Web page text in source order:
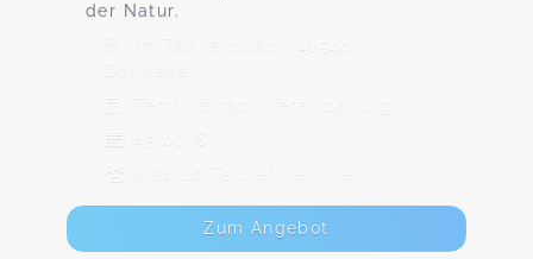
der Natur.
Im Tannenbusch, 41540
Dormagen
Termine nach Vereinbarung
45,00 €
Max. 10 TeilnehmerInnen
Zum Angebot